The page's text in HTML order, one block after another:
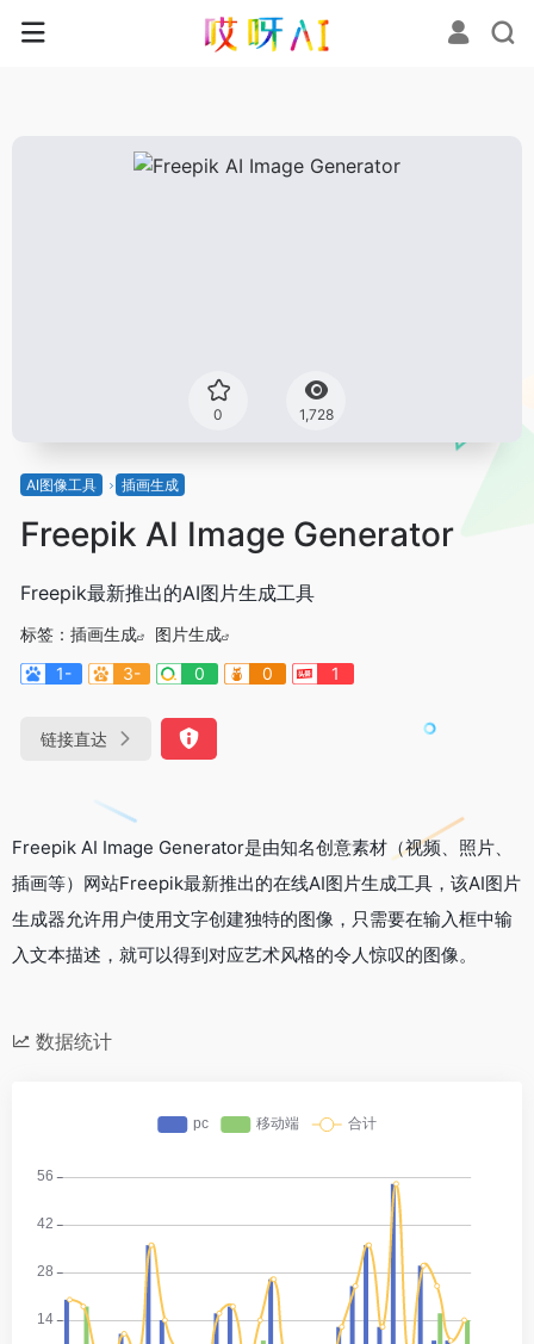
0 1,728
AI图像工具 插画生成
Freepik AI Image Generator
Freepik最新推出的AI图片生成工具
标签： 插画生成
图片生成
1-
3- 0 0 1
链接直达
Freepik AI Image Generator是由知名创意素材（视频、照片、
插画等）网站Freepik最新推出的在线AI图片生成工具，该AI图片
生成器允许用户使用文字创建独特的图像，只需要在输入框中输
入文本描述，就可以得到对应艺术风格的令人惊叹的图像。
数据统计